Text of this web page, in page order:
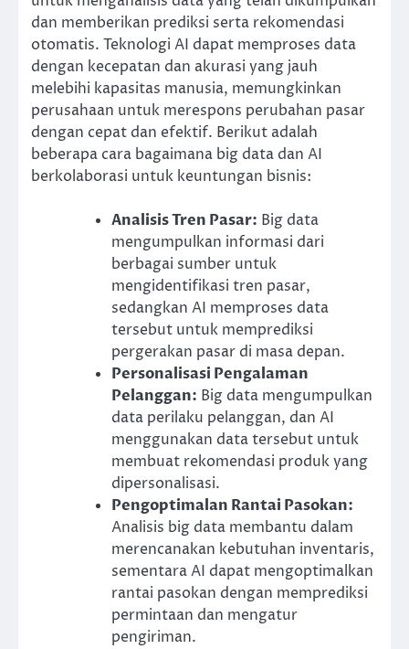
dan memberikan prediksi serta rekomendasi
otomatis. Teknologi AI dapat memproses data
dengan kecepatan dan akurasi yang jauh
melebihi kapasitas manusia, memungkinkan
perusahaan untuk merespons perubahan pasar
dengan cepat dan efektif. Berikut adalah
beberapa cara bagaimana big data dan AI
berkolaborasi untuk keuntungan bisnis:
Analisis Tren Pasar: Big data
mengumpulkan informasi dari
berbagai sumber untuk
mengidentifikasi tren pasar,
sedangkan AI memproses data
tersebut untuk memprediksi
pergerakan pasar di masa depan.
Personalisasi Pengalaman
Pelanggan: Big data mengumpulkan
data perilaku pelanggan, dan AI
menggunakan data tersebut untuk
membuat rekomendasi produk yang
dipersonalisasi.
Pengoptimalan Rantai Pasokan:
Analisis big data membantu dalam
merencanakan kebutuhan inventaris,
sementara AI dapat mengoptimalkan
rantai pasokan dengan memprediksi
permintaan dan mengatur
pengiriman.